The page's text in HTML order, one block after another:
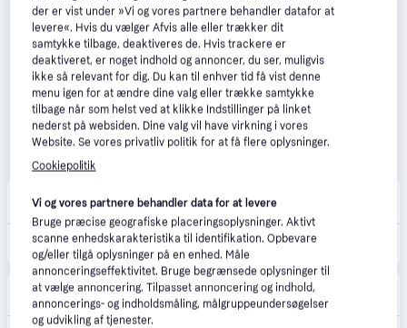
39 kr. fragt
12kg hund 3m Flexi Tape sort - XS - Små håndtag
Fjeldgaard Shop
29 kr. fragt,1-3 dage
der er vist under »Vi og vores partnere behandler datafor at
levere«. Hvis du vælger Afvis alle eller trækker dit
samtykke tilbage, deaktiveres de. Hvis trackere er
deaktiveret, er noget indhold og annoncer, du ser, muligvis
ikke så relevant for dig. Du kan til enhver tid få vist denne
menu igen for at ændre dine valg eller trække samtykke
tilbage når som helst ved at klikke Indstillinger på linket
nederst på websiden. Dine valg vil have virkning i vores
Website. Se vores privatliv politik for at få flere oplysninger.
Cookiepolitik
Vi og vores partnere behandler data for at levere
Bruge præcise geografiske placeringsoplysninger. Aktivt
scanne enhedskarakteristika til identifikation. Opbevare
og/eller tilgå oplysninger på en enhed. Måle
annonceringseffektivitet. Bruge begrænsede oplysninger til
at vælge annoncering. Tilpasset annoncering og indhold,
annoncerings- og indholdsmåling, målgruppeundersøgelser
og udvikling af tjenester.